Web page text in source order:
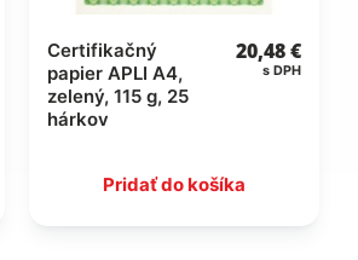
Certifikačný
papier APLI A4,
zelený, 115 g, 25
hárkov
20,48€
s DPH
Pridať do košíka